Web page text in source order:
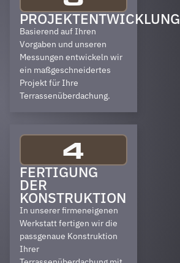
PROJEKTENTWICKLUNG
Basierend auf Ihren
Vorgaben und unseren
Messungen entwickeln wir
ein maßgeschneidertes
Projekt für Ihre
Terrassenüberdachung.
4
FERTIGUNG
DER
KONSTRUKTION
In unserer firmeneigenen
Werkstatt fertigen wir die
passgenaue Konstruktion
Ihrer